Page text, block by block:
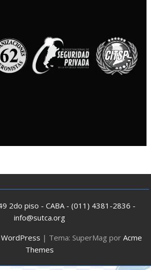
2do piso - CABA - (011) 4381-2836 -
info@sutca.org
WordPress | Tema: SuperMag por Acme
Themes